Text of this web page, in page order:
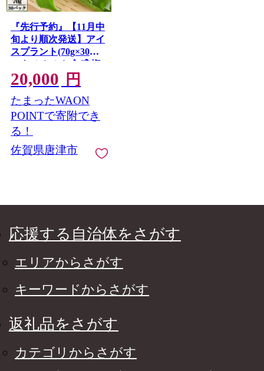
『先行予約』【11月中
旬より順次発送】アイ
スプラント(70g×30パ
ック)ぷちぷち食感 塩
味 野菜 天ぷら 生春巻
き サラダ スープ しゃ
ぶしゃぶ 炒め物 おひ
たし
20,000 円
たまったWAON
POINTで寄附でき
る！
佐賀県唐津市
応援する自治体をさがす
エリアからさがす
キーワードからさがす
返礼品をさがす
カテゴリからさがす